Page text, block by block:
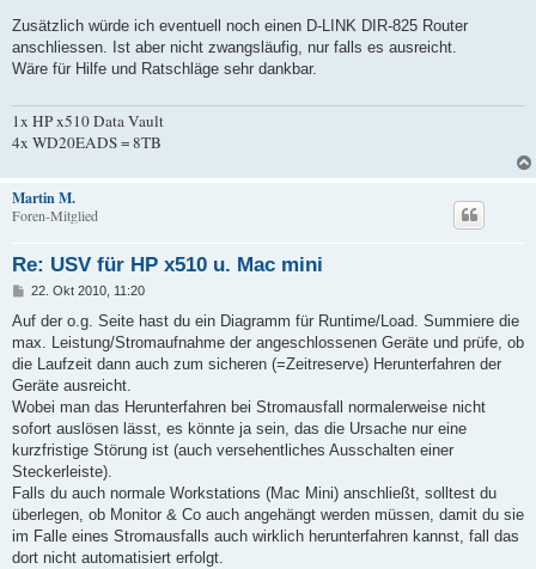
Zusätzlich würde ich eventuell noch einen D-LINK DIR-825 Router
anschliessen. Ist aber nicht zwangsläufig, nur falls es ausreicht.
Wäre für Hilfe und Ratschläge sehr dankbar.
1x HP x510 Data Vault
4x WD20EADS = 8TB
Martin M.
Foren-Mitglied
Re: USV für HP x510 u. Mac mini
B
r
a
22. Okt 2010, 11:20
Auf der o.g. Seite hast du ein Diagramm für Runtime/Load. Summiere die
max. Leistung/Stromaufnahme der angeschlossenen Geräte und prüfe, ob
die Laufzeit dann auch zum sicheren (=Zeitreserve) Herunterfahren der
Geräte ausreicht.
Wobei man das Herunterfahren bei Stromausfall normalerweise nicht
sofort auslösen lässt, es könnte ja sein, das die Ursache nur eine
kurzfristige Störung ist (auch versehentliches Ausschalten einer
Steckerleiste).
Falls du auch normale Workstations (Mac Mini) anschließt, solltest du
überlegen, ob Monitor & Co auch angehängt werden müssen, damit du sie
im Falle eines Stromausfalls auch wirklich herunterfahren kannst, fall das
dort nicht automatisiert erfolgt.